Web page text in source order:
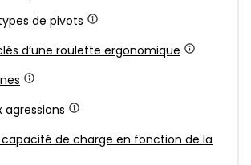
de pivots
d’une roulette ergonomique
agressions
de charge en fonction de la